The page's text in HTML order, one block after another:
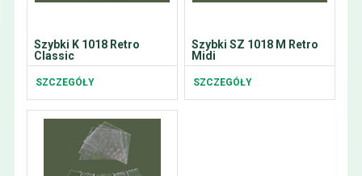
Szybki K 1018 Retro
Classic
SZCZEGÓŁY
Szybki SZ 1018 M Retro
Midi
SZCZEGÓŁY